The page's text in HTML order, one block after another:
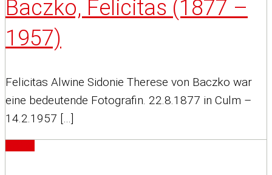
Baczko, Felicitas (1877 –
1957)
Felicitas Alwine Sidonie Therese von Baczko war
eine bedeutende Fotografin. 22.8.1877 in Culm –
14.2.1957 […]